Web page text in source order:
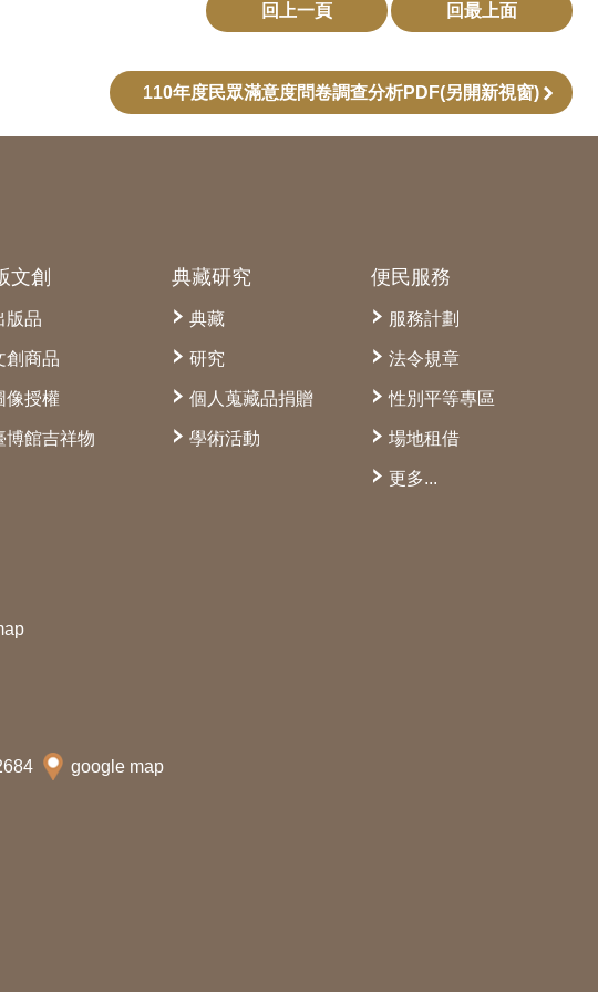
回上一頁 回最上面
110年度民眾滿意度問卷調查分析PDF(另開新視窗)
文創
版品
創商品
像授權
博館吉祥物
典藏研究
典藏
研究
個人蒐藏品捐贈
學術活動
便民服務
服務計劃
法令規章
性別平等專區
場地租借
更多...
google map